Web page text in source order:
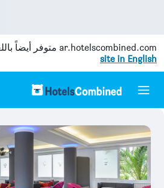
ar.hotelscombined.com متوفر أيضاً
site in English